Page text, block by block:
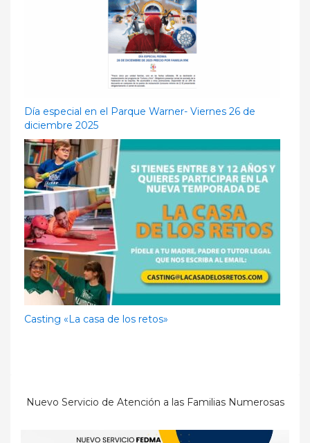
Día especial en el Parque Warner- Viernes 26 de
diciembre 2025
Casting «La casa de los retos»
Nuevo Servicio de Atención a las Familias Numerosas